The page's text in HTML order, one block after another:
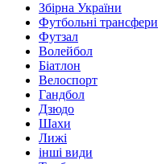
Збірна України
Футбольні трансфери
Футзал
Волейбол
Біатлон
Велоспорт
Гандбол
Дзюдо
Шахи
Лижі
інші види